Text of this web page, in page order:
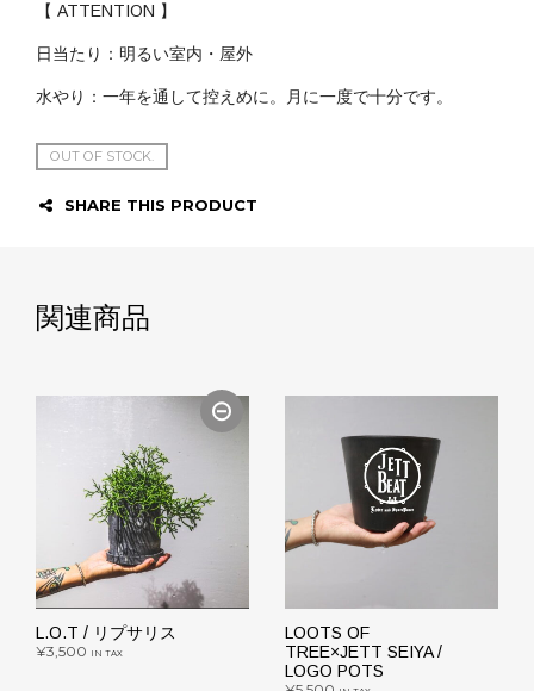
【 ATTENTION 】
日当たり：明るい室内・屋外
水やり：一年を通して控えめに。月に一度で十分です。
OUT OF STOCK.
SHARE THIS PRODUCT
関連商品
L.O.T / リプサリス
¥3,500 IN TAX
LOOTS OF
TREE×JETT SEIYA /
LOGO POTS